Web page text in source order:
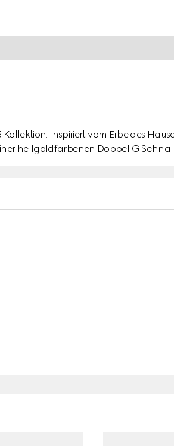
Inspiriert vom Erbe des
hellgoldfarbenen Doppel G